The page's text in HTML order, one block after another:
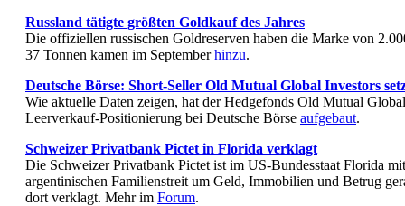
Russland tätigte größten Goldkauf des Jahres
Die offiziellen russischen Goldreserven haben die Marke von
37 Tonnen kamen im Septemberhinzu.
Deutsche Börse: Short-Seller Old Mutual Global Investors
Wie aktuelle Daten zeigen, hat der Hedgefonds Old Mutual
Leerverkauf-Positionierung bei Deutsche Börse aufgebaut.
Schweizer Privatbank Pictet in Florida verklagt
Die Schweizer Privatbank Pictet ist im US-Bundesstaat Florida
argentinischen Familienstreit um Geld, Immobilien und Betrug
dort verklagt. Mehr im Forum.